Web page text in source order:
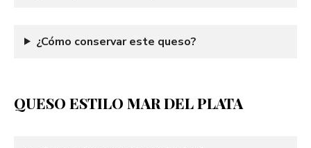
¿Cómo conservar este queso?
QUESO ESTILO MAR DEL PLATA